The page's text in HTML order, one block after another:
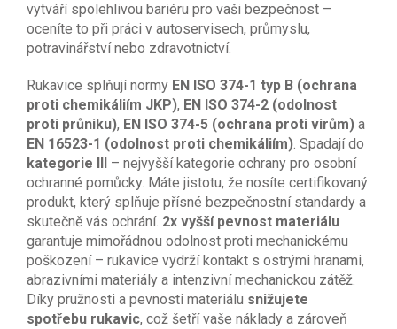
vytváří spolehlivou bariéru pro vaši bezpečnost –
oceníte to při práci v autoservisech, průmyslu,
potravinářství nebo zdravotnictví.
Rukavice splňují normy EN ISO 374-1 typ B (ochrana
proti chemikáliím JKP), EN ISO 374-2 (odolnost
proti průniku), EN ISO 374-5 (ochrana proti virům) a
EN 16523-1 (odolnost proti chemikáliím). Spadají do
kategorie III
– nejvyšší kategorie ochrany pro osobní
ochranné pomůcky. Máte jistotu, že nosíte certifikovaný
produkt, který splňuje přísné bezpečnostní standardy a
skutečně vás ochrání. 2x vyšší pevnost materiálu
garantuje mimořádnou odolnost proti mechanickému
poškození – rukavice vydrží kontakt s ostrými hranami,
abrazivními materiály a intenzivní mechanickou zátěž.
Díky pružnosti a pevnosti materiálu snižujete
spotřebu rukavic, což šetří vaše náklady a zároveň